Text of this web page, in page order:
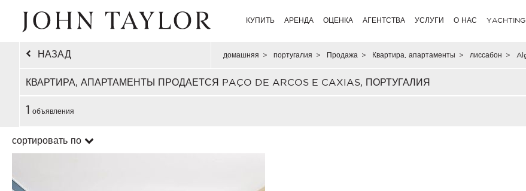
КУПИТЬ АРЕНДА ОЦЕНКА АГЕНТСТВА УСЛУГИ О НАС YACHTING
НАЗАД домашняя > португалия > Продажа > Квартира, апартаменты > лиссабон >
КВАРТИРА, АПАРТАМЕНТЫ ПРОДАЕТСЯ PAÇO DE ARCOS E CAXIAS, ПОРТУГАЛИЯ
1 объявления
сортировать по